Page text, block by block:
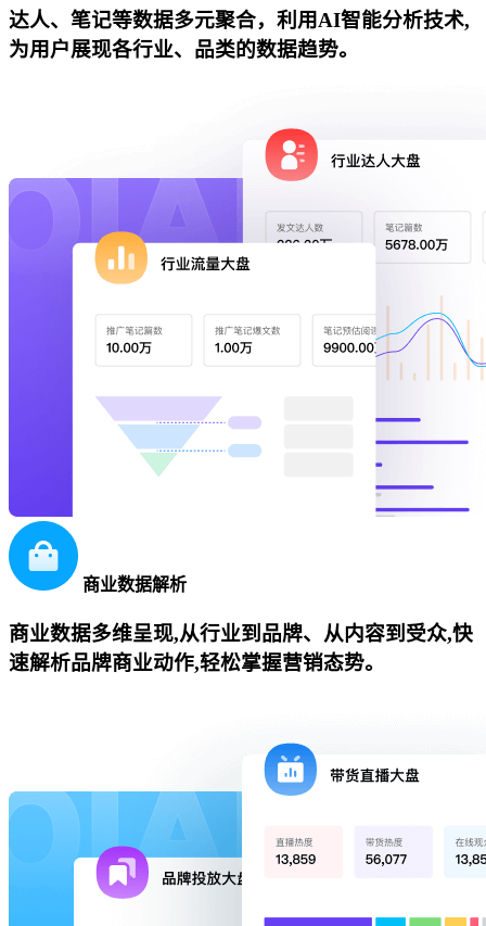
达人、笔记等数据多元聚合，利用AI智能分析技术,
为用户展现各行业、品类的数据趋势。
商业数据解析
商业数据多维呈现,从行业到品牌、从内容到受众,快
速解析品牌商业动作,轻松掌握营销态势。